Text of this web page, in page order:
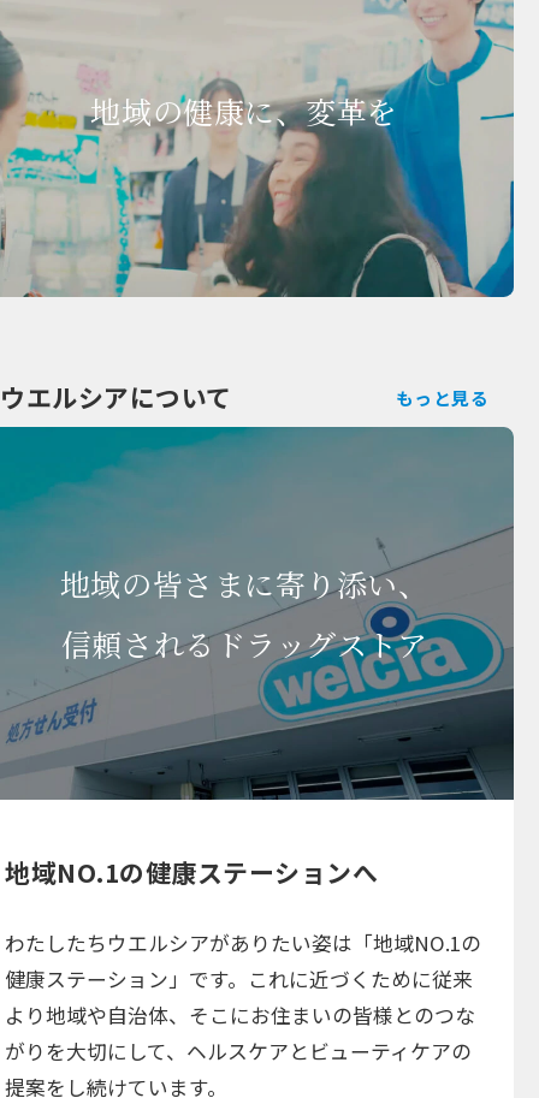
地域の健康に、変革を
ウエルシアについて もっと見る
地域の皆さまに寄り添い、
信頼されるドラッグストア
地域NO.1の健康ステーションへ
わたしたちウエルシアがありたい姿は「地域NO.1の
健康ステーション」です。これに近づくために従来
より地域や自治体、そこにお住まいの皆様とのつな
がりを大切にして、ヘルスケアとビューティケアの
提案をし続けています。